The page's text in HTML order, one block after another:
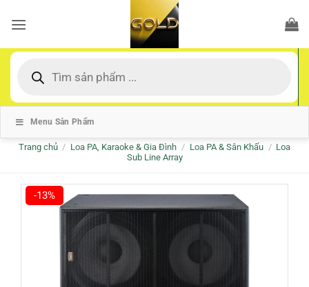
qua
dung
kiếm
Menu Sản Phẩm
Trang chủ / Loa PA, Karaoke & Gia Đình / Loa PA & Sân Khấu / Loa
Sub Line Array
-13%